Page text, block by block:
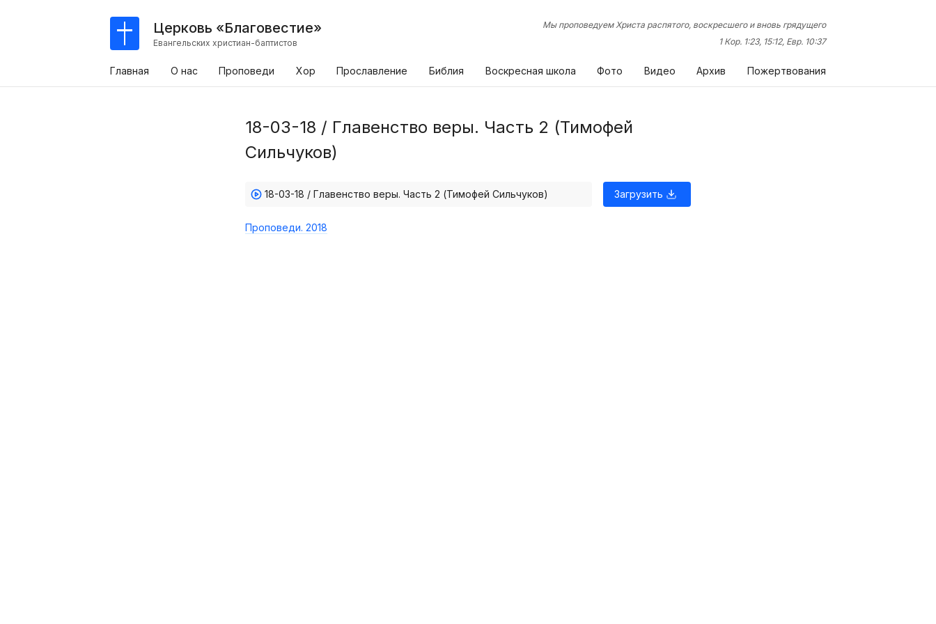
Церковь «Благовестие»
Евангельских христиан-баптистов
Мы проповедуем Христа распятого, воскресшего и вновь грядущего
1 Кор. 1:23, 15:12, Евр. 10:37
Главная О нас Проповеди Хор Прославление Библия Воскресная школа Фото Видео Архив Пожертвования
18-03-18 / Главенство веры. Часть 2 (Тимофей
Сильчуков)
Загрузить
18-03-18 / Главенство веры. Часть 2 (Тимофей Сильчуков)
Проповеди. 2018